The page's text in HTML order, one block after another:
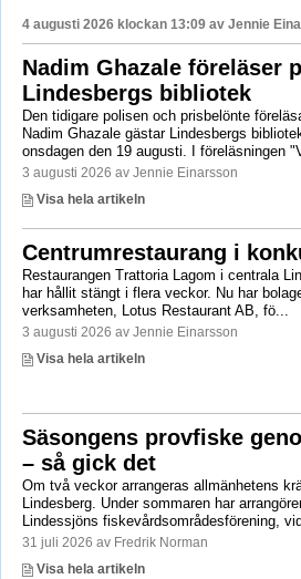
4 augusti 2026 klockan 13:09 av Jennie
Nadim Ghazale föreläser
Lindesbergs bibliotek
Den tidigare polisen och prisbelönte
Nadim Ghazale gästar Lindesbergs
onsdagen den 19 augusti. I föreläsningen
3 augusti 2026 av Jennie Einarsson
Visa hela artikeln
Centrumrestaurang i
Restaurangen Trattoria Lagom i centrala
har hållit stängt i flera veckor. Nu har
verksamheten, Lotus Restaurant AB, fö...
3 augusti 2026 av Jennie Einarsson
Visa hela artikeln
Säsongens provfiske
– så gick det
Om två veckor arrangeras allmänhetens
Lindesberg. Under sommaren har
Lindessjöns fiskevårdsområdesförening,
31 juli 2026 av Fredrik Norman
Visa hela artikeln